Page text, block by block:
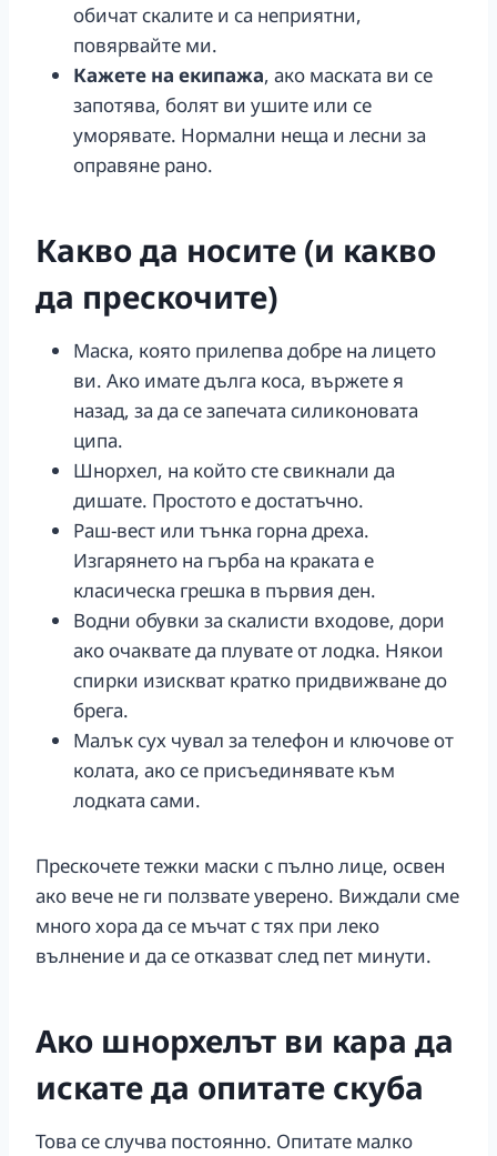
обичат скалите и са неприятни,
повярвайте ми.
Кажете на екипажа, ако маската ви се
запотява, болят ви ушите или се
уморявате. Нормални неща и лесни за
оправяне рано.
Какво да носите (и какво
да прескочите)
Маска, която прилепва добре на лицето
ви. Ако имате дълга коса, вържете я
назад, за да се запечата силиконовата
ципа.
Шнорхел, на който сте свикнали да
дишате. Простото е достатъчно.
Раш-вест или тънка горна дреха.
Изгарянето на гърба на краката е
класическа грешка в първия ден.
Водни обувки за скалисти входове, дори
ако очаквате да плувате от лодка. Някои
спирки изискват кратко придвижване до
брега.
Малък сух чувал за телефон и ключове от
колата, ако се присъединявате към
лодката сами.
Прескочете тежки маски с пълно лице, освен
ако вече не ги ползвате уверено. Виждали сме
много хора да се мъчат с тях при леко
вълнение и да се отказват след пет минути.
Ако шнорхелът ви кара да
искате да опитате скуба
Това се случва постоянно. Опитате малко